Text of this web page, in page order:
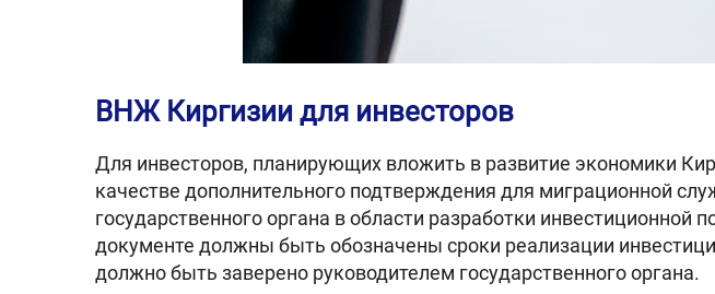
ВНЖ Киргизии для инвесторов
Для инвесторов, планирующих вложить в развитие экономики
качестве дополнительного подтверждения для миграционной
государственного органа в области разработки инвестиционной
документе должны быть обозначены сроки реализации
должно быть заверено руководителем государственного органа.